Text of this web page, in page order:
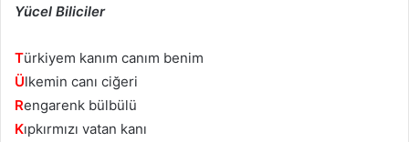
Yücel Biliciler
Türkiyem kanım canım benim
Ülkemin canı ciğeri
Rengarenk bülbülü
Kıpkırmızı vatan kanı